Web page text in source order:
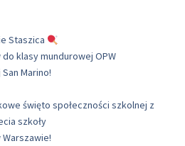
Staszica
klasy mundurowej OPW
Marino!
święto społeczności szkolnej z
szkoły